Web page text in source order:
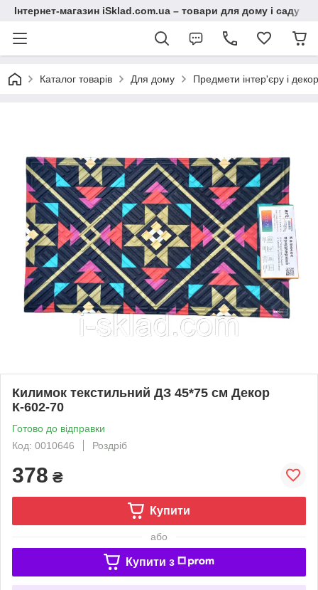
Інтернет-магазин iSklad.com.ua – товари для дому і саду
Каталог товарів Для дому Предмети інтер'єру і
Килимок текстильний ДЗ 45*75 см Декор
К-602-70
Готово до відправки
Код: 0010646
Роздріб
378 ₴
Купити
або
Купити з